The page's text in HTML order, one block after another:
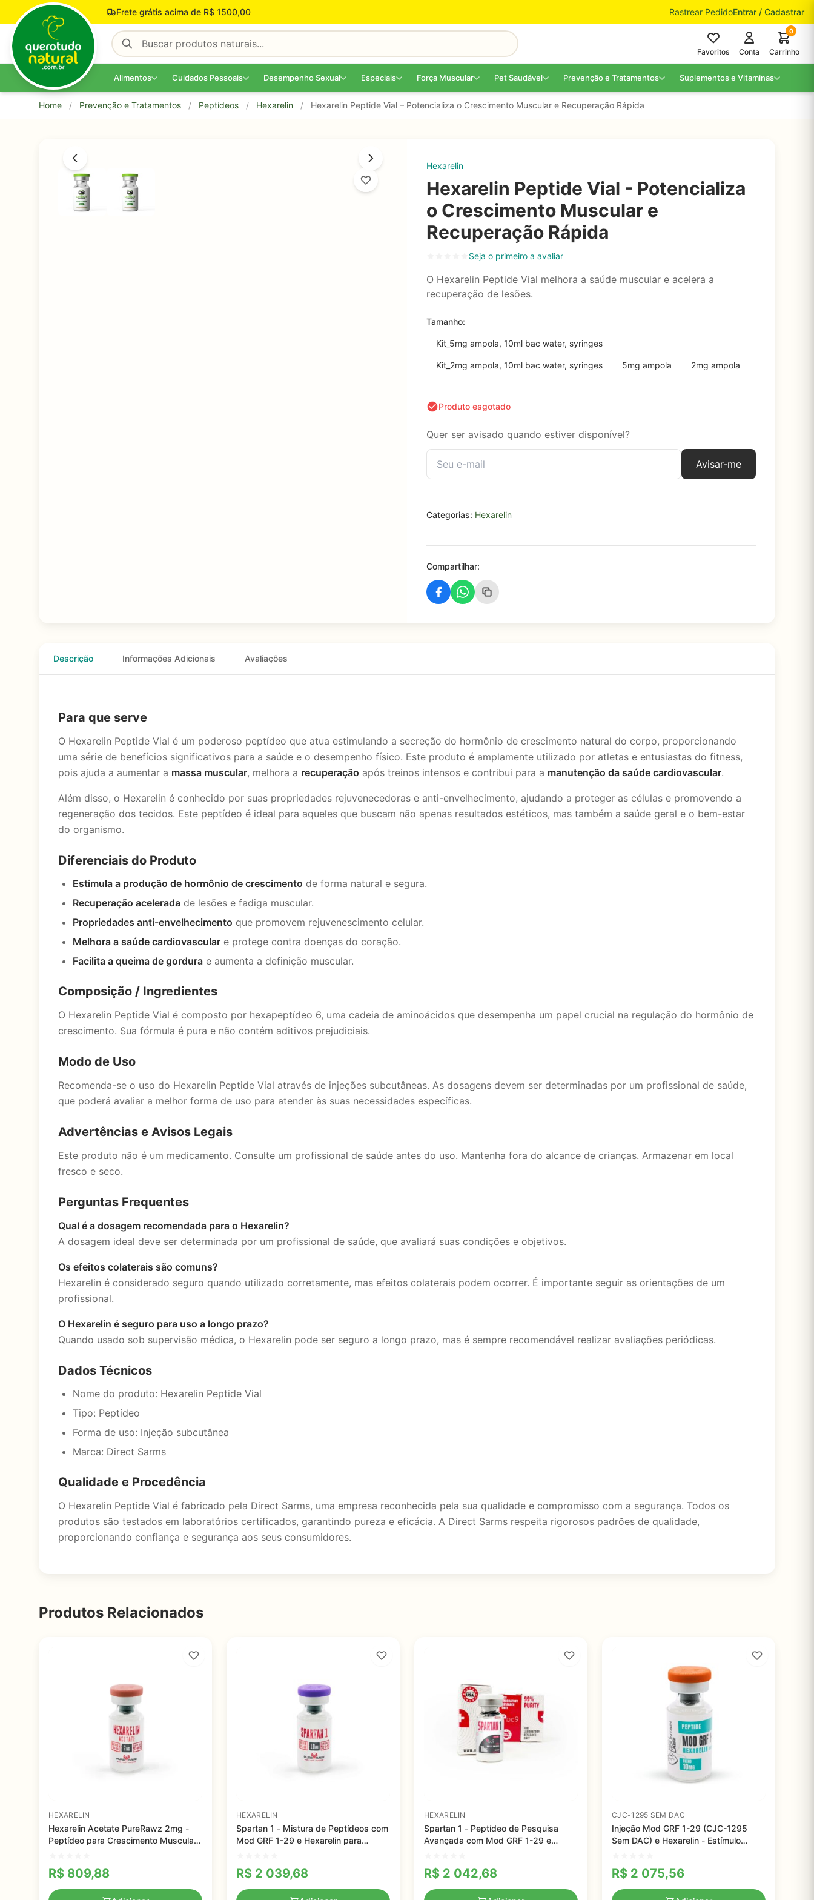
Pular para o conteúdo Frete grátis acima de R$ 1500,00 Rastrear PedidoEntrar / Cadastrar
Favoritos Conta
0
Carrinho
Alimentos Cuidados Pessoais Desempenho Sexual Especiais Força Muscular Pet Saudável Prevenção e Tratamentos Suplementos e Vitaminas
Home / Prevenção e Tratamentos / Peptídeos / Hexarelin / Hexarelin Peptide Vial – Potencializa o Crescimento Muscular e Recuperação Rápida
Hexarelin
Hexarelin Peptide Vial - Potencializa
o Crescimento Muscular e
Recuperação Rápida
Seja o primeiro a avaliar
O Hexarelin Peptide Vial melhora a saúde muscular e acelera a
recuperação de lesões.
Tamanho:
Kit_5mg ampola, 10ml bac water, syringes
Kit_2mg ampola, 10ml bac water, syringes 5mg ampola 2mg ampola
Produto esgotado
Quer ser avisado quando estiver disponível?
Avisar-me
Categorias: Hexarelin
Compartilhar:
Descrição Informações Adicionais Avaliações
Para que serve
O Hexarelin Peptide Vial é um poderoso peptídeo que atua estimulando a secreção do hormônio de crescimento natural do corpo, proporcionando
uma série de benefícios significativos para a saúde e o desempenho físico. Este produto é amplamente utilizado por atletas e entusiastas do fitness,
pois ajuda a aumentar a massa muscular, melhora a recuperação após treinos intensos e contribui para a manutenção da saúde cardiovascular.
Além disso, o Hexarelin é conhecido por suas propriedades rejuvenecedoras e anti-envelhecimento, ajudando a proteger as células e promovendo a
regeneração dos tecidos. Este peptídeo é ideal para aqueles que buscam não apenas resultados estéticos, mas também a saúde geral e o bem-estar
do organismo.
Diferenciais do Produto
Estimula a produção de hormônio de crescimento de forma natural e segura.
Recuperação acelerada de lesões e fadiga muscular.
Propriedades anti-envelhecimento que promovem rejuvenescimento celular.
Melhora a saúde cardiovascular e protege contra doenças do coração.
Facilita a queima de gordura e aumenta a definição muscular.
Composição / Ingredientes
O Hexarelin Peptide Vial é composto por hexapeptídeo 6, uma cadeia de aminoácidos que desempenha um papel crucial na regulação do hormônio de
crescimento. Sua fórmula é pura e não contém aditivos prejudiciais.
Modo de Uso
Recomenda-se o uso do Hexarelin Peptide Vial através de injeções subcutâneas. As dosagens devem ser determinadas por um profissional de saúde,
que poderá avaliar a melhor forma de uso para atender às suas necessidades específicas.
Advertências e Avisos Legais
Este produto não é um medicamento. Consulte um profissional de saúde antes do uso. Mantenha fora do alcance de crianças. Armazenar em local
fresco e seco.
Perguntas Frequentes
Qual é a dosagem recomendada para o Hexarelin?
A dosagem ideal deve ser determinada por um profissional de saúde, que avaliará suas condições e objetivos.
Os efeitos colaterais são comuns?
Hexarelin é considerado seguro quando utilizado corretamente, mas efeitos colaterais podem ocorrer. É importante seguir as orientações de um
profissional.
O Hexarelin é seguro para uso a longo prazo?
Quando usado sob supervisão médica, o Hexarelin pode ser seguro a longo prazo, mas é sempre recomendável realizar avaliações periódicas.
Dados Técnicos
Nome do produto: Hexarelin Peptide Vial
Tipo: Peptídeo
Forma de uso: Injeção subcutânea
Marca: Direct Sarms
Qualidade e Procedência
O Hexarelin Peptide Vial é fabricado pela Direct Sarms, uma empresa reconhecida pela sua qualidade e compromisso com a segurança. Todos os
produtos são testados em laboratórios certificados, garantindo pureza e eficácia. A Direct Sarms respeita rigorosos padrões de qualidade,
proporcionando confiança e segurança aos seus consumidores.
Produtos Relacionados
HEXARELIN
Hexarelin Acetate PureRawz 2mg -
Peptídeo para Crescimento Muscular
R$ 809,88
HEXARELIN
Spartan 1 - Mistura de Peptídeos com
Mod GRF 1-29 e Hexarelin para
R$ 2 039,68
HEXARELIN
Spartan 1 - Peptídeo de Pesquisa
Avançada com Mod GRF 1-29 e
R$ 2 042,68
CJC-1295 SEM DAC
Injeção Mod GRF 1-29 (CJC-1295
Sem DAC) e Hexarelin - Estímulo
R$ 2 075,56